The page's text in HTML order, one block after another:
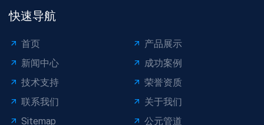
快速导航
首页
产品展示
新闻中心
成功案例
技术支持
荣誉资质
联系我们
关于我们
Sitemap
公元管道